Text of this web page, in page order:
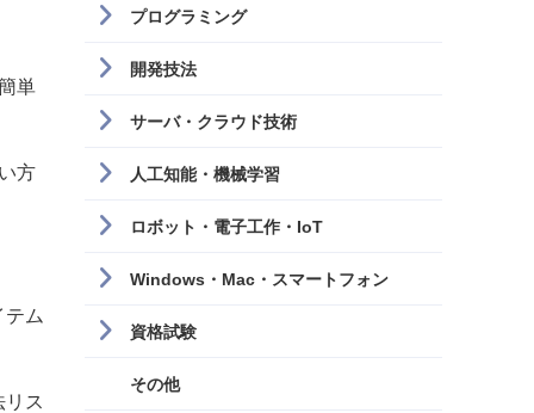
単
方
テム
リス
プログラミング
開発技法
サーバ・クラウド技術
人工知能・機械学習
ロボット・電子工作・IoT
Windows・Mac・スマートフォン
資格試験
その他